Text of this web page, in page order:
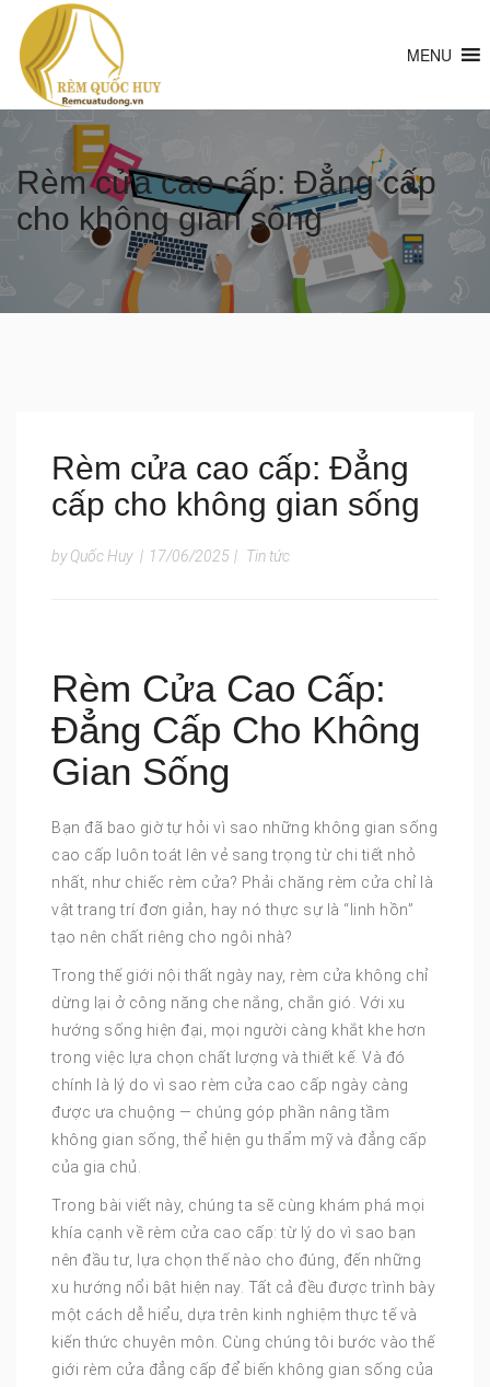
MENU
Rèm cửa cao cấp: Đẳng cấp
cho không gian sống
Rèm cửa cao cấp: Đẳng
cấp cho không gian sống
by Quốc Huy | 17/06/2025 | Tin tức
Rèm Cửa Cao Cấp:
Đẳng Cấp Cho Không
Gian Sống
Bạn đã bao giờ tự hỏi vì sao những không gian sống
cao cấp luôn toát lên vẻ sang trọng từ chi tiết nhỏ
nhất, như chiếc rèm cửa? Phải chăng rèm cửa chỉ là
vật trang trí đơn giản, hay nó thực sự là “linh hồn”
tạo nên chất riêng cho ngôi nhà?
Trong thế giới nội thất ngày nay, rèm cửa không chỉ
dừng lại ở công năng che nắng, chắn gió. Với xu
hướng sống hiện đại, mọi người càng khắt khe hơn
trong việc lựa chọn chất lượng và thiết kế. Và đó
chính là lý do vì sao rèm cửa cao cấp ngày càng
được ưa chuộng — chúng góp phần nâng tầm
không gian sống, thể hiện gu thẩm mỹ và đẳng cấp
của gia chủ.
Trong bài viết này, chúng ta sẽ cùng khám phá mọi
khía cạnh về rèm cửa cao cấp: từ lý do vì sao bạn
nên đầu tư, lựa chọn thế nào cho đúng, đến những
xu hướng nổi bật hiện nay. Tất cả đều được trình bày
một cách dễ hiểu, dựa trên kinh nghiệm thực tế và
kiến thức chuyên môn. Cùng chúng tôi bước vào thế
giới rèm cửa đẳng cấp để biến không gian sống của